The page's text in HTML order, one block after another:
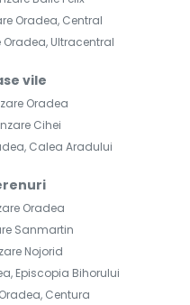
Oradea, Central
Ultracentral
vile
Oradea
Cihei
Calea Aradului
Oradea
Sanmartin
Nojorid
Episcopia Bihorului
Centura